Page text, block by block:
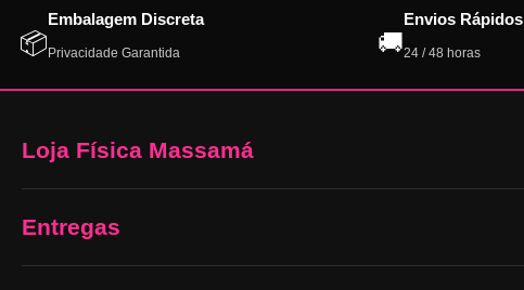
📦
Embalagem Discreta
Privacidade Garantida 🚚
Envios Rápidos
24 / 48 horas
Loja Física Massamá
Entregas